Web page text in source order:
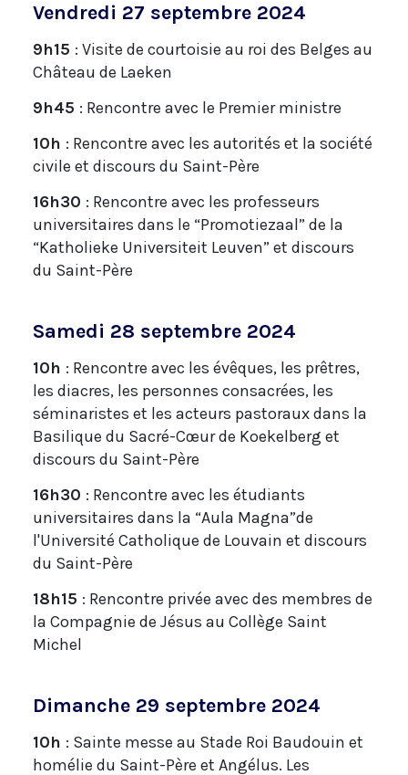
Vendredi 27 septembre 2024
9h15 : Visite de courtoisie au roi des Belges au
Château de Laeken
9h45 : Rencontre avec le Premier ministre
10h : Rencontre avec les autorités et la société
civile et discours du Saint-Père
16h30 : Rencontre avec les professeurs
universitaires dans le “Promotiezaal” de la
“Katholieke Universiteit Leuven” et discours
du Saint-Père
Samedi 28 septembre 2024
10h : Rencontre avec les évêques, les prêtres,
les diacres, les personnes consacrées, les
séminaristes et les acteurs pastoraux dans la
Basilique du Sacré-Cœur de Koekelberg et
discours du Saint-Père
16h30 : Rencontre avec les étudiants
universitaires dans la “Aula Magna”de
l'Université Catholique de Louvain et discours
du Saint-Père
18h15 : Rencontre privée avec des membres de
la Compagnie de Jésus au Collège Saint
Michel
Dimanche 29 septembre 2024
10h : Sainte messe au Stade Roi Baudouin et
homélie du Saint-Père et Angélus. Les